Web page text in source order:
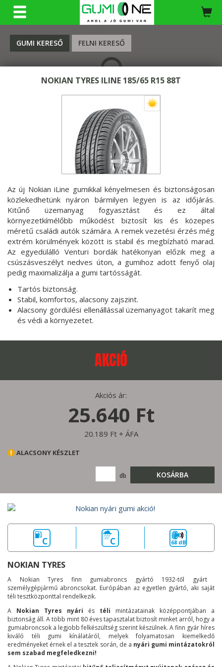
GUMI KERESŐ FELNI KERESŐ
KERESÉS
NOKIAN TYRES ILINE 185/65 R15 88T
Az új Nokian iLine gumikkal kényelmesen és biztonságosan
közlekedhetünk nyáron bármilyen legyen is az időjárás.
Kitűnő üzemanyag fogyasztást és ez által
környezetkímélőbb működést biztosít kis és közepes
méretű családi autók számára. A remek vezetési érzés még
extrém körülmények között is stabil és megbízható marad.
Az egyedülálló Venturi bordák hatékonyan előzik meg a
csúszásveszélyt nedves úton, a gumihoz adott fenyő olaj
pedig maximalizálja a gumi tartósságát.
Tartós biztonság.
Stabil, komfortos, alacsony zajszint.
Alacsony gördülési ellenállással üzemanyagot takarít meg
és védi a környezetet.
AKCIÓ
Akciós ár:
25.640 Ft
20.189 Ft + ÁFA
ALACSONY KÉSZLET
db KOSÁRBA
C C 68 dB
NOKIAN TYRES
A Nokian Tyres finn gumiabroncs gyártó 1932-től gyárt
személygépjármű abroncsokat. Európában az egyetlen gyártó, aki saját
téli tesztközponttal rendelkezik.
A Nokian Tyres nyári és téli mintázatainak középpontjában a
biztonság áll. A több mint 80 éves tapasztalat biztosít minket arról, hogy a
gumiabroncsok a legjobb felkészültség szerint készülnek. A finn gyár híres
kiváló téli gumi kínálatáról, melyek folyamatosan kiemelkedő
eredményeket érnek el a tesztek során, de a nyári gumi mintázatokról
sem szabad megfeledkezni!